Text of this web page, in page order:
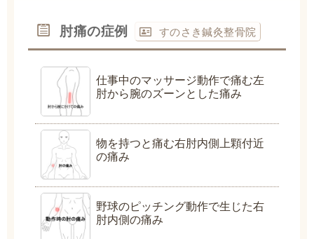
肘痛の症例 すのさき鍼灸整骨院
仕事中のマッサージ動作で痛む左
肘から腕のズーンとした痛み
物を持つと痛む右肘内側上顆付近
の痛み
野球のピッチング動作で生じた右
肘内側の痛み